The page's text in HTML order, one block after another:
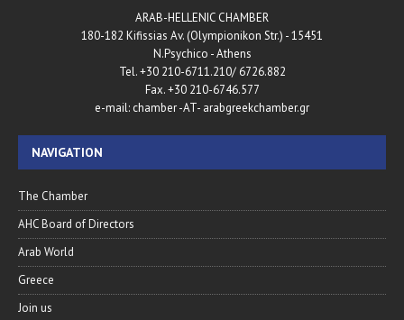
ARAB-HELLENIC CHAMBER
180-182 Kifissias Av. (Olympionikon Str.) - 15451
N.Psychico - Athens
Tel. +30 210-6711.210/ 6726.882
Fax. +30 210-6746.577
e-mail: chamber -AT- arabgreekchamber.gr
NAVIGATION
The Chamber
AHC Board of Directors
Arab World
Greece
Join us